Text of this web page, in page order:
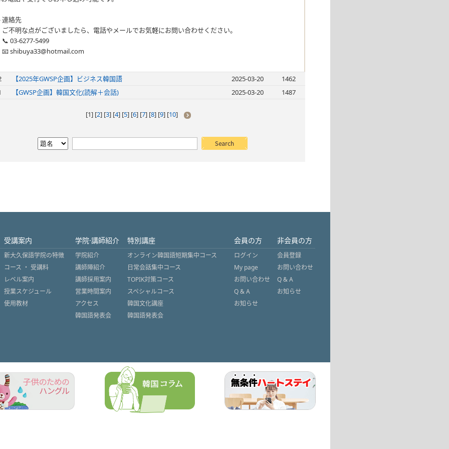
連絡先
不明な点がございましたら、電話やメールでお気軽にお問い合わせください。
03-6277-5499
shibuya33@hotmail.com
【2025年GWSP企画】ビジネス韓国語 2025-03-20
1462
【GWSP企画】韓国文化(読解＋会話) 2025-03-20 1487
[1] [2] [3] [4] [5] [6] [7] [8] [9] [10]
受講案内
新大久保語学院の特徴
コース ・ 受講料
レベル案内
授業スケジュール
使用教材
学院·講師紹介
学院紹介
講師陣紹介
講師採用案内
営業時間案内
アクセス
韓国語発表会
特別講座
オンライン韓国語短期集中コース
日常会話集中コース
TOPIK対策コース
スペシャルコース
韓国文化講座
韓国語発表会
会員の方
ログイン
My page
お問い合わせ
Q & A
お知らせ
非会員の方
会員登録
お問い合わせ
Q & A
お知らせ